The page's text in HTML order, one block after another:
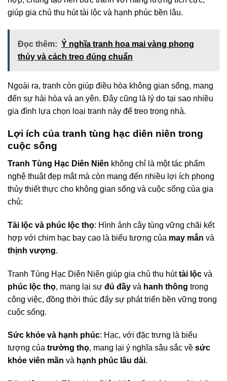
giúp gia chủ thu hút tài lộc và hạnh phúc bền lâu.
Đọc thêm: Ý nghĩa tranh hoa mai vàng phong
thủy và cách treo đúng chuẩn
Ngoài ra, tranh còn giúp điều hòa không gian sống, mang
đến sự hài hòa và an yên. Đây cũng là lý do tại sao nhiều
gia đình lựa chọn loại tranh này để treo trong nhà.
Lợi ích của tranh tùng hạc diên niên trong
cuộc sống
Tranh Tùng Hạc Diên Niên không chỉ là một tác phẩm
nghệ thuật đẹp mắt mà còn mang đến nhiều lợi ích phong
thủy thiết thực cho không gian sống và cuộc sống của gia
chủ:
Tài lộc và phúc lộc thọ: Hình ảnh cây tùng vững chãi kết
hợp với chim hạc bay cao là biểu tượng của may mắn và
thịnh vượng.
Tranh Tùng Hạc Diên Niên giúp gia chủ thu húttài lộc và
phúc lộc thọ, mang lại sự đủ đầy và hanh thông trong
công việc, đồng thời thúc đẩy sự phát triển bền vững trong
cuộc sống.
Sức khỏe và hạnh phúc: Hạc, với đặc trưng là biểu
tượng của trường thọ, mang lại ý nghĩa sâu sắc về sức
khỏe viên mãn và hạnh phúc lâu dài.